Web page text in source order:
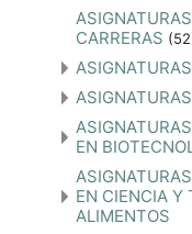
CARRERAS
EN
EN CIENCIA Y
ALIMENTOS